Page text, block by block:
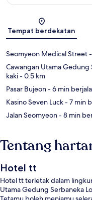
Tempat berdekatan
Seomyeon Medical Street
Cawangan Utama Gedung
kaki- 0.5 km
Pasar Bujeon- 6 min
Kasino Seven Luck- 7 min
Jalan Seomyeon- 8 min
Tentang
Hotel tt
Hotel tt terletak dalam
Utama Gedung Serbaneka